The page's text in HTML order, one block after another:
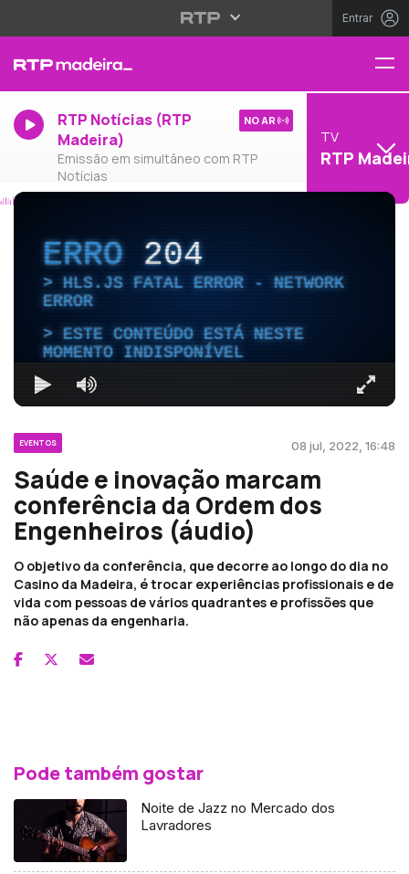
Entrar
RTP Notícias (RTP
Madeira)
Emissão em simultâneo com RTP
Notícias
NO AR
TV
RTP
ERRO204
HLS.JS FATAL ERROR - NETWORK
ERROR
ESTE CONTEÚDO ESTÁ NESTE
MOMENTO INDISPONÍVEL
EVENTOS 08 jul, 2022, 16:48
Saúde e inovação marcam
conferência da Ordem dos
Engenheiros (áudio)
O objetivo da conferência, que decorre ao longo do dia no
Casino da Madeira, é trocar experiências profissionais e de
vida com pessoas de vários quadrantes e profissões que
não apenas da engenharia.
Pode também gostar
Noite de Jazz no Mercado dos
Lavradores